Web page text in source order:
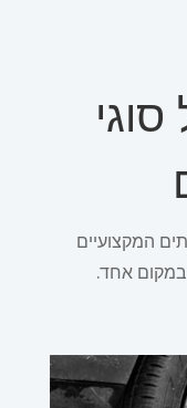
המקצועיים
במקום אחד.